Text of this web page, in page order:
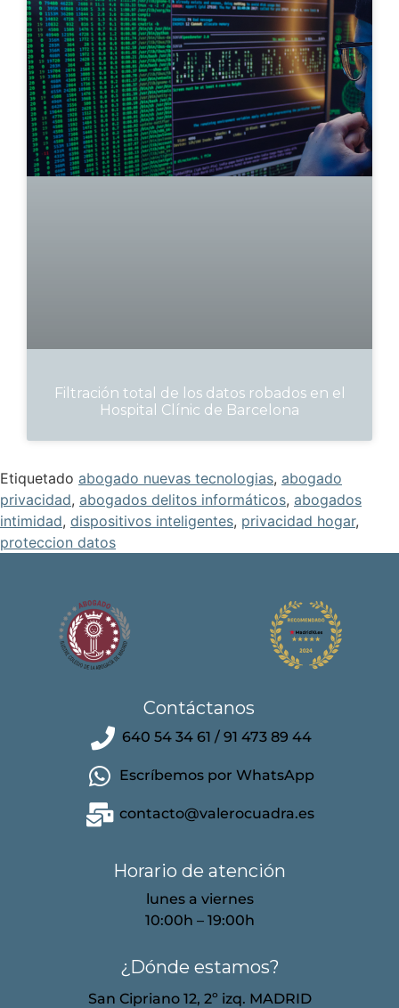
Filtración total de los datos robados en el
Hospital Clínic de Barcelona
Etiquetado abogado nuevas tecnologias, abogado
privacidad, abogados delitos informáticos, abogados
intimidad, dispositivos inteligentes, privacidad hogar,
proteccion datos
Contáctanos
640 54 34 61 / 91 473 89 44
Escríbemos por WhatsApp
contacto@valerocuadra.es
Horario de atención
lunes a viernes
10:00h – 19:00h
¿Dónde estamos?
San Cipriano 12, 2º izq. MADRID